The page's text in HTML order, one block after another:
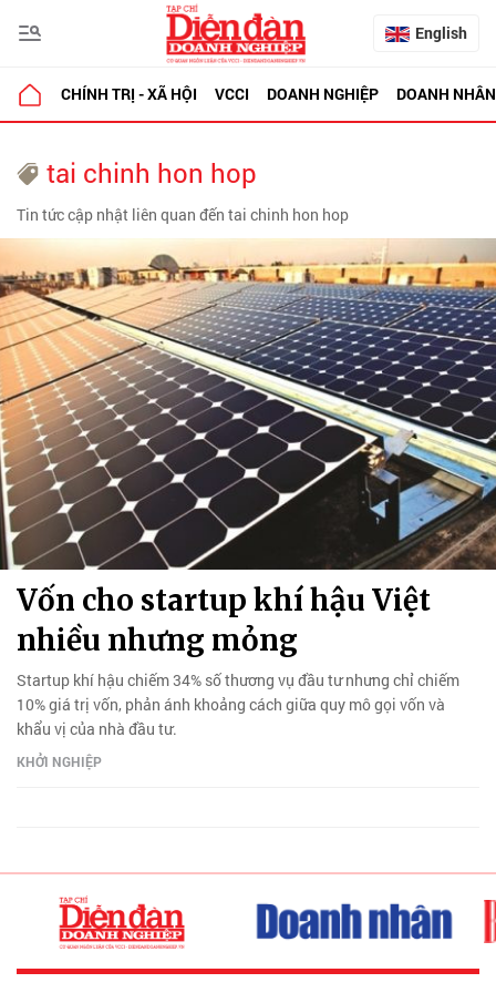
English
CHÍNH TRỊ - XÃ HỘI VCCI DOANH NGHIỆP DOANH NHÂN
tai chinh hon hop
Tin tức cập nhật liên quan đến tai chinh hon hop
Vốn cho startup khí hậu Việt
nhiều nhưng mỏng
Startup khí hậu chiếm 34% số thương vụ đầu tư nhưng chỉ chiếm
10% giá trị vốn, phản ánh khoảng cách giữa quy mô gọi vốn và
khẩu vị của nhà đầu tư.
KHỞI NGHIỆP